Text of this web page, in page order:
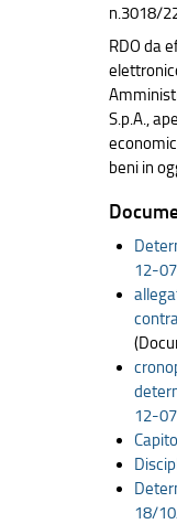
n.3018/
RDO da
S.p.A.,
beni in
12-
12-
18/